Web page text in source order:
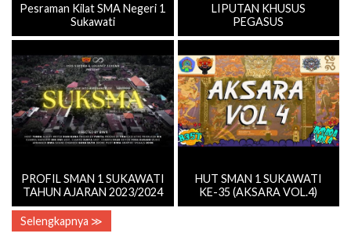
Pesraman Kilat SMA Negeri 1
Sukawati
LIPUTAN KHUSUS
PEGASUS
PROFIL SMAN 1 SUKAWATI
TAHUN AJARAN 2023/2024
HUT SMAN 1 SUKAWATI
KE-35 (AKSARA VOL.4)
Selengkapnya ≫